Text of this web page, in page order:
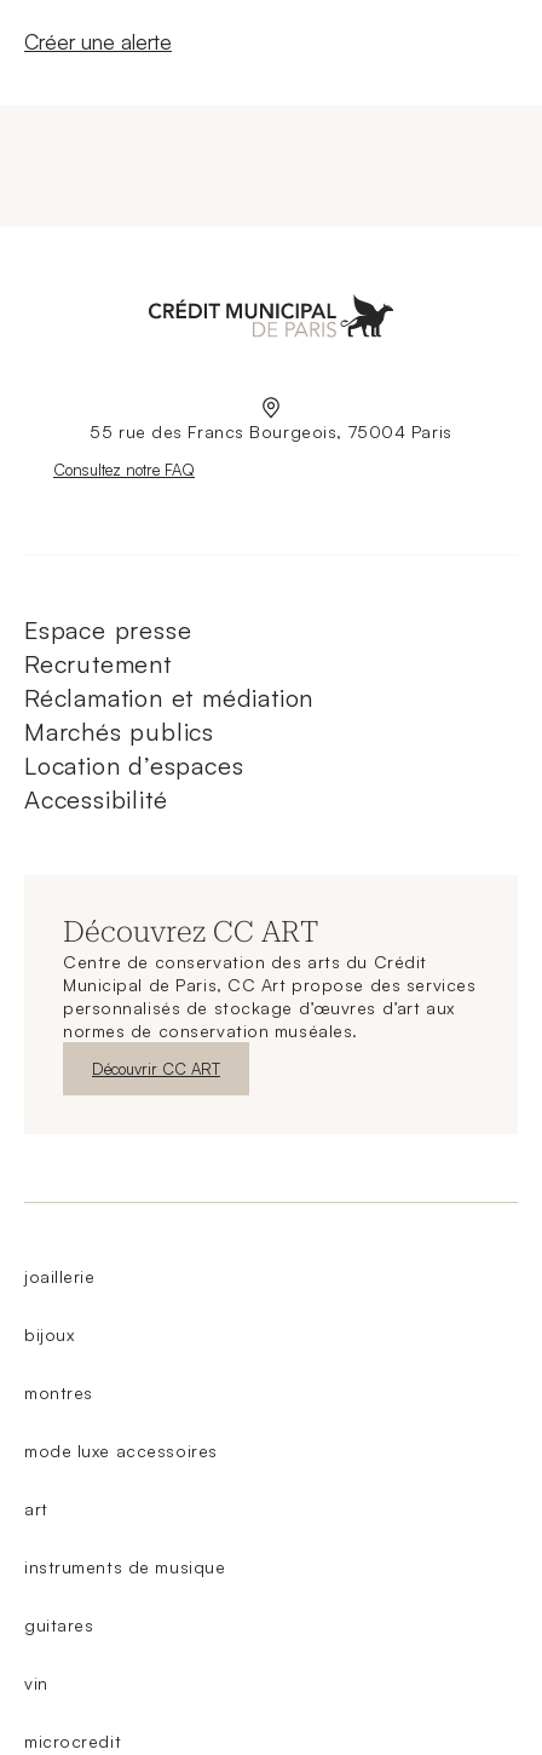
Nouvelle fenêtre
Créer une alerte
55 rue des Francs Bourgeois, 75004 Paris
Nouvelle fenêtre
Consultez notre FAQ
Espace presse
Recrutement
Réclamation et médiation
Marchés publics
Location d’espaces
Accessibilité
Découvrez CC ART
Centre de conservation des arts du Crédit
Municipal de Paris, CC Art propose des services
personnalisés de stockage d’œuvres d’art aux
normes de conservation muséales.
Nouvelle fenêtre
Découvrir CC ART
joaillerie
bijoux
montres
mode luxe accessoires
art
instruments de musique
guitares
vin
microcredit